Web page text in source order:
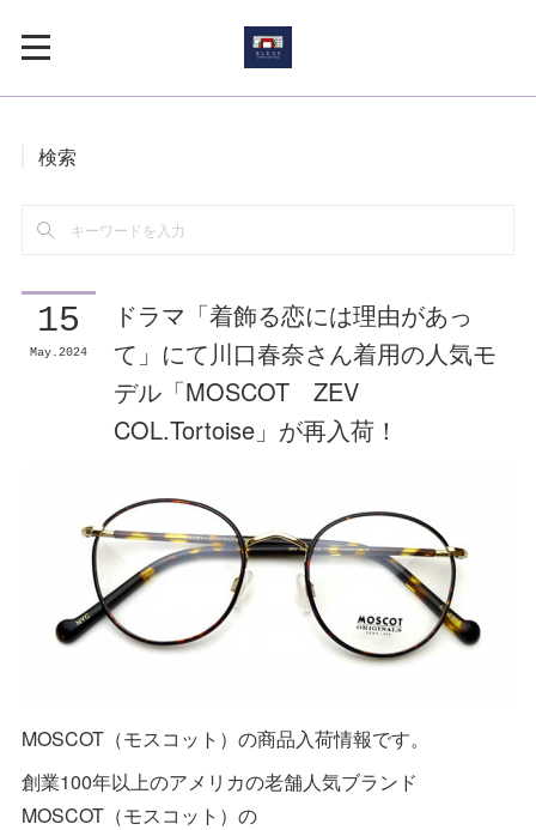
検索
15
May 2024
ドラマ「着飾る恋には理由があっ
て」にて川口春奈さん着用の人気モ
デル「MOSCOT ZEV
COL.Tortoise」が再入荷！
MOSCOT（モスコット）の商品入荷情報です。
創業100年以上のアメリカの老舗人気ブランド
MOSCOT（モスコット）の